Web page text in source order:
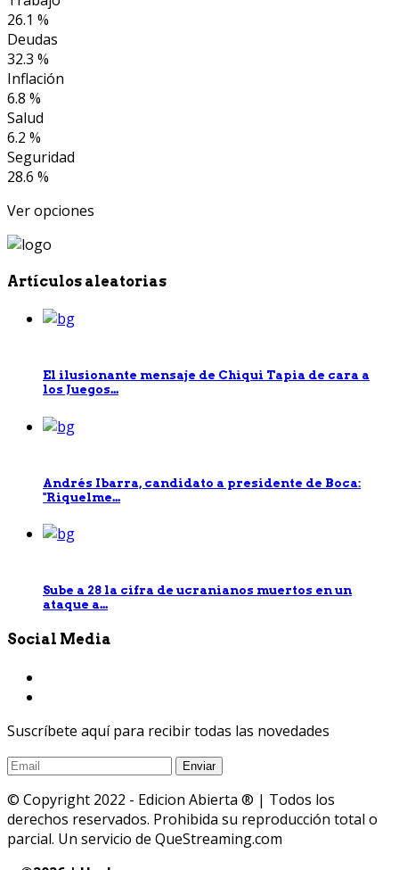
26.1 %
Deudas
32.3 %
Inflación
6.8 %
Salud
6.2 %
Seguridad
28.6 %
Ver opciones
Artículos aleatorias
El ilusionante mensaje de Chiqui Tapia de cara a
los Juegos...
Andrés Ibarra, candidato a presidente de Boca:
"Riquelme...
Sube a 28 la cifra de ucranianos muertos en un
ataque a...
Social Media
Suscríbete aquí para recibir todas las novedades
© Copyright 2022 - Edicion Abierta ® | Todos los
derechos reservados. Prohibida su reproducción total o
parcial. Un servicio de QueStreaming.com